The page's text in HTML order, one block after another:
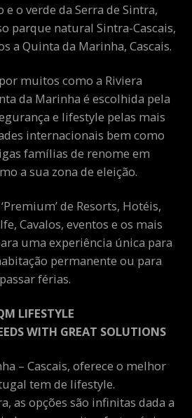
e o verde da Serra de Sintra,
parque natural Sintra-Cascais,
a Quinta da Marinha, Cascais.
muitos como a Riviera
da Marinha é escolhida pela
e lifestyle pelas mais
internacionais bem como
famílias de renome em
a sua zona de eleição.
de Resorts, Hotéis,
Cavalos, eventos e os mais
uma experiência única para
permanente ou para
passar férias.
LIFESTYLE
WITH GREAT SOLUTIONS
– Cascais, oferece o melhor
tem de lifestyle.
as opções são infinitas dada a